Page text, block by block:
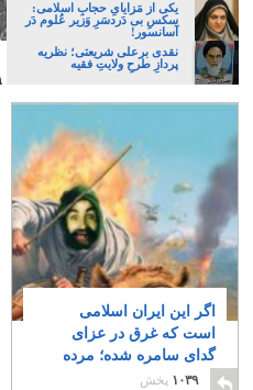
یکی از مَزایایِ حجابِ اسلامی:
سکسِ بی دَردسَرِ وَزیر عُلوم دَر
آسانسور!
نقدی برعلی‌ شریعتی؛ نظریه‌
پردازِ طرحِ ولایتِ فقیه
اگر این ایران اسلامی
است که غرق در عزای
گدای سامره شده؛ مرده
شور آن را ببرد
۱۰۳۹ پخش